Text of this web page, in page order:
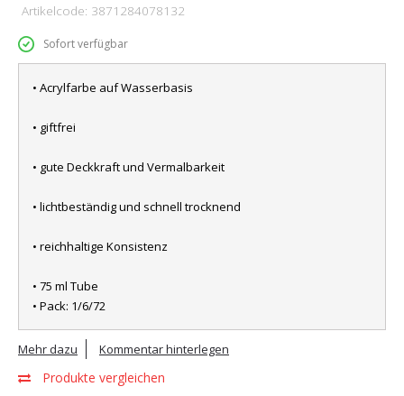
Artikelcode: 3871284078132
Sofort verfügbar
• Acrylfarbe auf Wasserbasis
• giftfrei
• gute Deckkraft und Vermalbarkeit
• lichtbeständig und schnell trocknend
• reichhaltige Konsistenz
• 75 ml Tube
• Pack: 1/6/72
Mehr dazu Kommentar hinterlegen
Produkte vergleichen